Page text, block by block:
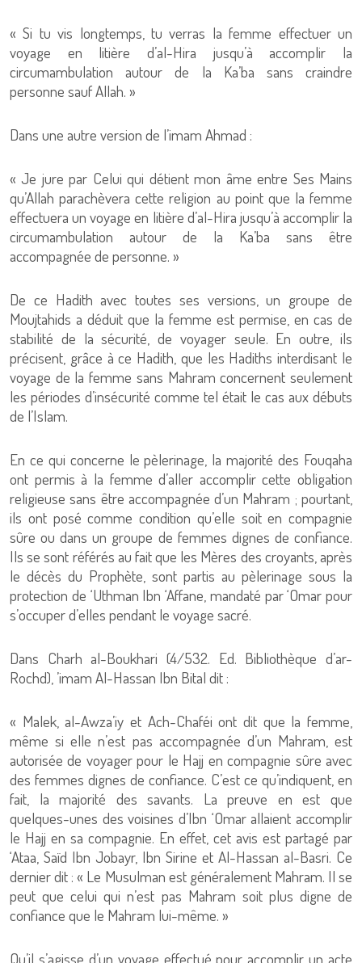
« Si tu vis longtemps, tu verras la femme effectuer un
voyage en litière d’al-Hira jusqu’à accomplir la
circumambulation autour de la Ka’ba sans craindre
personne sauf Allah. »
Dans une autre version de l’imam Ahmad :
« Je jure par Celui qui détient mon âme entre Ses Mains
qu’Allah parachèvera cette religion au point que la femme
effectuera un voyage en litière d’al-Hira jusqu’à accomplir la
circumambulation autour de la Ka’ba sans être
accompagnée de personne. »
De ce Hadith avec toutes ses versions, un groupe de
Moujtahids a déduit que la femme est permise, en cas de
stabilité de la sécurité, de voyager seule. En outre, ils
précisent, grâce à ce Hadith, que les Hadiths interdisant le
voyage de la femme sans Mahram concernent seulement
les périodes d’insécurité comme tel était le cas aux débuts
de l’Islam.
En ce qui concerne le pèlerinage, la majorité des Fouqaha
ont permis à la femme d’aller accomplir cette obligation
religieuse sans être accompagnée d’un Mahram ; pourtant,
ils ont posé comme condition qu’elle soit en compagnie
sûre ou dans un groupe de femmes dignes de confiance.
Ils se sont référés au fait que les Mères des croyants, après
le décès du Prophète, sont partis au pèlerinage sous la
protection de ‘Uthman Ibn ‘Affane, mandaté par ‘Omar pour
s’occuper d’elles pendant le voyage sacré.
Dans Charh al-Boukhari (4/532. Ed. Bibliothèque d’ar-
Rochd), ’imam Al-Hassan Ibn Bital dit :
« Malek, al-Awza’iy et Ach-Chaféi ont dit que la femme,
même si elle n’est pas accompagnée d’un Mahram, est
autorisée de voyager pour le Hajj en compagnie sûre avec
des femmes dignes de confiance. C’est ce qu’indiquent, en
fait, la majorité des savants. La preuve en est que
quelques-unes des voisines d’Ibn ‘Omar allaient accomplir
le Hajj en sa compagnie. En effet, cet avis est partagé par
‘Ataa, Saïd Ibn Jobayr, Ibn Sirine et Al-Hassan al-Basri. Ce
dernier dit : « Le Musulman est généralement Mahram. Il se
peut que celui qui n’est pas Mahram soit plus digne de
confiance que le Mahram lui-même. »
Qu’il s’agisse d’un voyage effectué pour accomplir un acte